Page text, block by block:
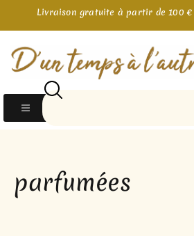
Livraison gratuite à partir de 100
parfumées